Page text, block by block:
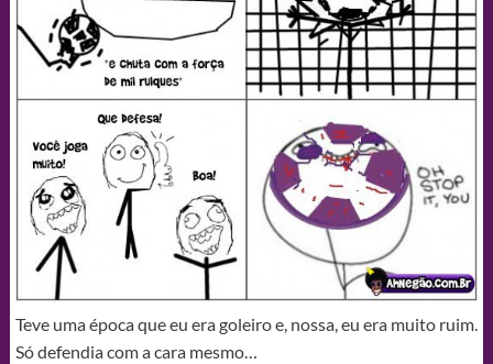
Teve uma época que eu era goleiro e, nossa, eu era muito ruim.
Só defendia com a cara mesmo…